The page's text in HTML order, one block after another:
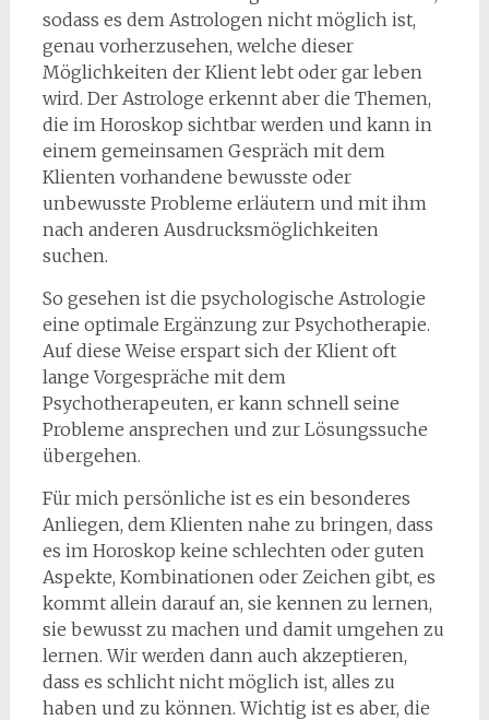
sodass es dem Astrologen nicht möglich ist,
genau vorherzusehen, welche dieser
Möglichkeiten der Klient lebt oder gar leben
wird. Der Astrologe erkennt aber die Themen,
die im Horoskop sichtbar werden und kann in
einem gemeinsamen Gespräch mit dem
Klienten vorhandene bewusste oder
unbewusste Probleme erläutern und mit ihm
nach anderen Ausdrucksmöglichkeiten
suchen.
So gesehen ist die psychologische Astrologie
eine optimale Ergänzung zur Psychotherapie.
Auf diese Weise erspart sich der Klient oft
lange Vorgespräche mit dem
Psychotherapeuten, er kann schnell seine
Probleme ansprechen und zur Lösungssuche
übergehen.
Für mich persönliche ist es ein besonderes
Anliegen, dem Klienten nahe zu bringen, dass
es im Horoskop keine schlechten oder guten
Aspekte, Kombinationen oder Zeichen gibt, es
kommt allein darauf an, sie kennen zu lernen,
sie bewusst zu machen und damit umgehen zu
lernen. Wir werden dann auch akzeptieren,
dass es schlicht nicht möglich ist, alles zu
haben und zu können. Wichtig ist es aber, die